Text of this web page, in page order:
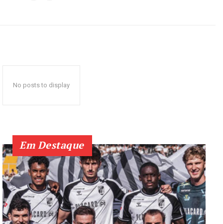
No posts to display
Em Destaque